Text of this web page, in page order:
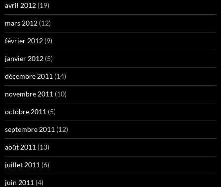
avril 2012 (19)
mars 2012 (12)
février 2012 (9)
janvier 2012 (5)
décembre 2011 (14)
novembre 2011 (10)
octobre 2011 (5)
septembre 2011 (12)
août 2011 (13)
juillet 2011 (6)
juin 2011 (4)